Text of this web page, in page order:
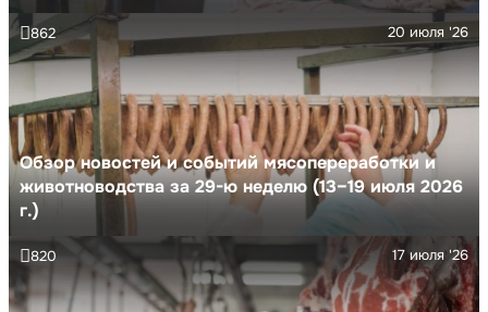
Обзор новостей и событий мясопереработки и
животноводства за 29-ю неделю (13–19 июля 2026
г.)
20 июля '26
862
17 июля '26
820